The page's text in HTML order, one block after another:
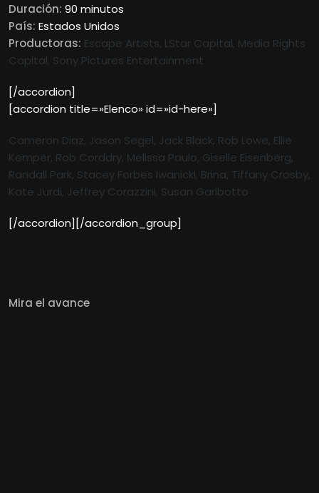
Duración: 90 minutos
País: Estados Unidos
Productoras: Escape Artists, LStar Capital, Media Rights
Capital, Sony Pictures Entertainment
[/accordion]
[accordion title=»Elenco» id=»id-here»]
Cameron Diaz, Jason Segel, Jack Black, Rob Lowe, Ellie
Kemper, Rob Corddry, Melissa Paulo, Giselle Eisenberg,
Randall Park, Stacey Forbes Iwanicki, Brina, Tiffany Crosby,
Kate Jurdi, Jeffrey Corazzini, Susan Garibotto
[/accordion][/accordion_group]
Mira el avance